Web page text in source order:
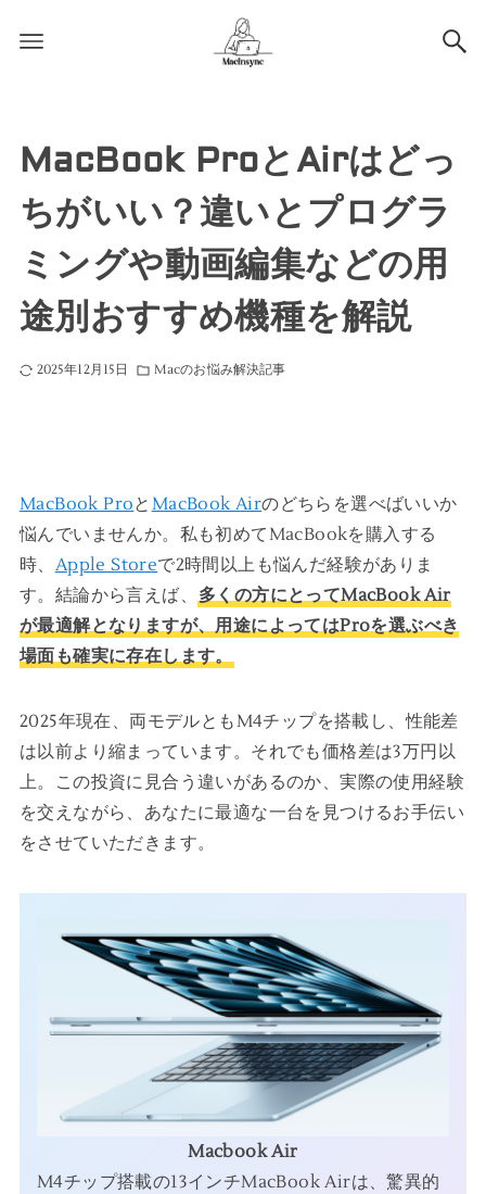
MacBook ProとAirはどっ
ちがいい？違いとプログラ
ミングや動画編集などの用
途別おすすめ機種を解説
2025年12月15日 Macのお悩み解決記事
MacBook Proと MacBook Airのどちらを選べばいいか
悩んでいませんか。私も初めてMacBookを購入する
時、 Apple Storeで2時間以上も悩んだ経験がありま
す。結論から言えば、 多くの方にとってMacBook Air
が最適解となりますが、用途によってはProを選ぶべき
場面も確実に存在します。
2025年現在、両モデルともM4チップを搭載し、性能差
は以前より縮まっています。それでも価格差は3万円以
上。この投資に見合う違いがあるのか、実際の使用経験
を交えながら、あなたに最適な一台を見つけるお手伝い
をさせていただきます。
Macbook Air
M4チップ搭載の13インチMacBook Airは、驚異的